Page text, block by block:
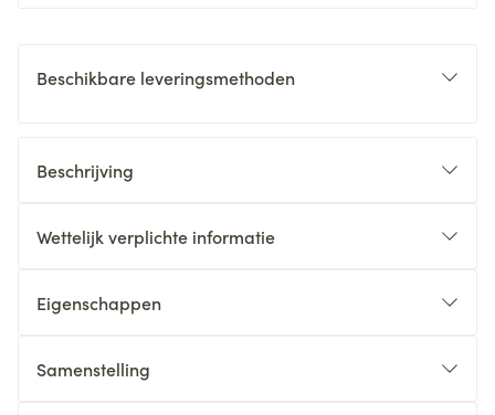
Beschikbare leveringsmethoden
Beschrijving
Wettelijk verplichte informatie
Eigenschappen
Samenstelling